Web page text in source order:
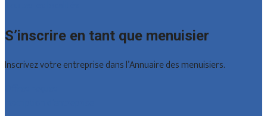
S’inscrire en tant que menuisier
Inscrivez votre entreprise dans l’Annuaire des menuisiers.